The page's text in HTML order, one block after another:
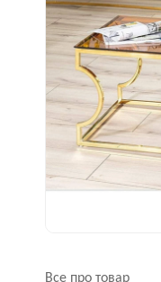
Все про товар